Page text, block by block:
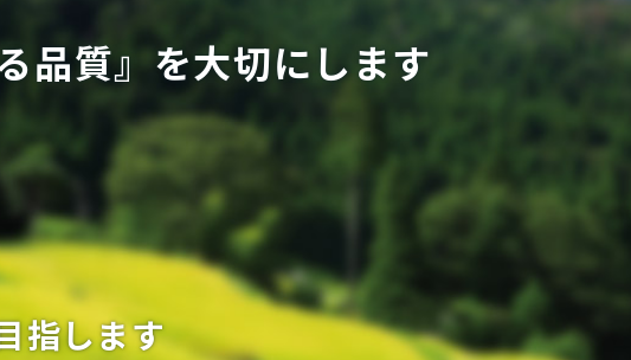
品質』を大切にします
指します